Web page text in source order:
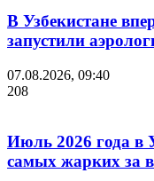
В Узбекистане
запустили
07.08.2026, 09:40
208
Июль 2026 года в
самых жарких за